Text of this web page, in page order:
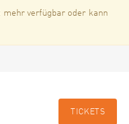
mehr verfügbar oder kann
TICKETS